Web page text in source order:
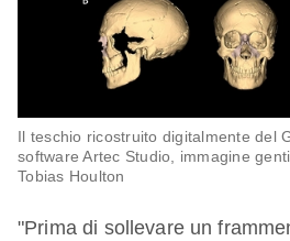
Il teschio ricostruito digitalmente del
software Artec Studio, immagine
Tobias Houlton
"Prima di sollevare un